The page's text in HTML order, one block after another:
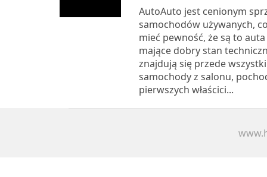
AutoAuto jest cenionym
samochodów używanych,
mieć pewność, że są to
mające dobry stan
znajdują się przede
samochody z salonu,
pierwszych właścici...